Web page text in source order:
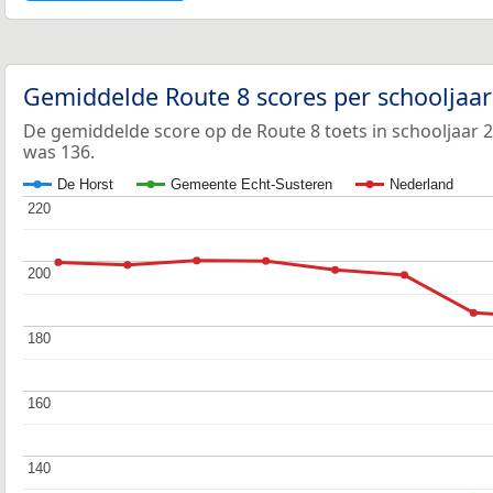
Gemiddelde Route 8 scores per schooljaar
De gemiddelde score op de Route 8 toets in schooljaar
was 136.
De Horst Gemeente Echt-Susteren Nederland
140
140
160
160
180
180
200
200
220
220